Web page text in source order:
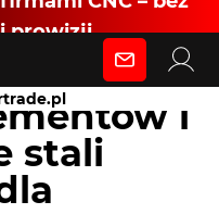
prowizji
się
i
stali